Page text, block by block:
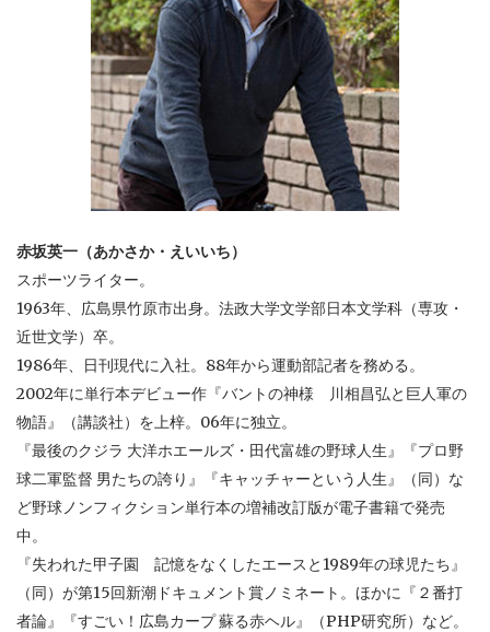
赤坂英一（あかさか・えいいち）
スポーツライター。
1963年、広島県竹原市出身。法政大学文学部日本文学科（専攻・
近世文学）卒。
1986年、日刊現代に入社。88年から運動部記者を務める。
2002年に単行本デビュー作『バントの神様 川相昌弘と巨人軍の
物語』（講談社）を上梓。06年に独立。
『最後のクジラ 大洋ホエールズ・田代富雄の野球人生』『プロ野
球二軍監督 男たちの誇り』『キャッチャーという人生』（同）な
ど野球ノンフィクション単行本の増補改訂版が電子書籍で発売
中。
『失われた甲子園 記憶をなくしたエースと1989年の球児たち』
（同）が第15回新潮ドキュメント賞ノミネート。ほかに『２番打
者論』『すごい！広島カープ 蘇る赤ヘル』（PHP研究所）など。